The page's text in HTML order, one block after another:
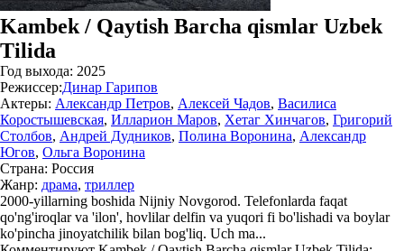
Kambek / Qaytish Barcha qismlar Uzbek
Tilida
Год выхода: 2025
Режиссер:Динар Гарипов
Актеры: Александр Петров, Алексей Чадов, Василиса
Коростышевская, Илларион Маров, Хетаг Хинчагов, Григорий
Столбов, Андрей Дудников, Полина Воронина, Александр
Югов, Ольга Воронина
Страна: Россия
Жанр: драма, триллер
2000-yillarning boshida Nijniy Novgorod. Telefonlarda faqat
qo'ng'iroqlar va 'ilon', hovlilar delfin va yuqori fi bo'lishadi va boylar
ko'pincha jinoyatchilik bilan bog'liq. Uch ma...